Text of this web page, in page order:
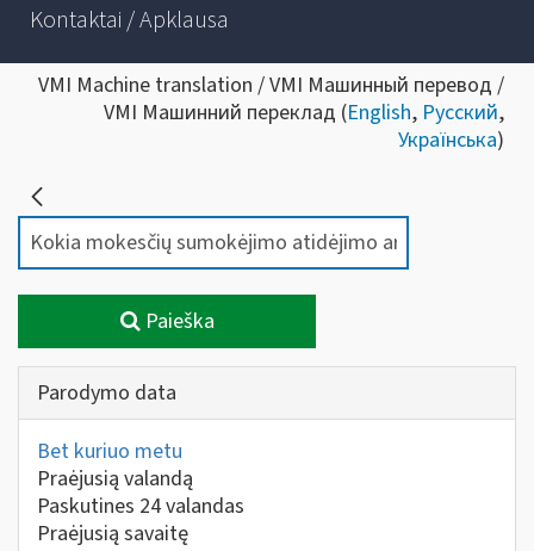
Kontaktai / Apklausa
VMI Machine translation / VMI Машинный перевод /
VMI Машинний переклад (English, Русский,
Українська)
Paieška
Parodymo data
Bet kuriuo metu
Praėjusią valandą
Paskutines 24 valandas
Praėjusią savaitę